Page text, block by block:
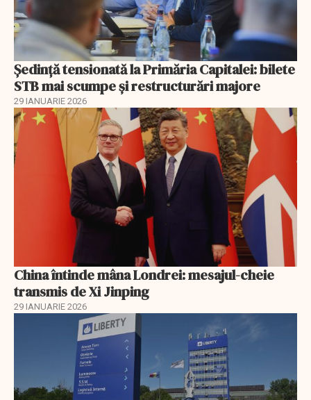
Ședință tensionată la Primăria Capitalei: bilete
STB mai scumpe și restructurări majore
29 IANUARIE 2026
China întinde mâna Londrei: mesajul-cheie
transmis de Xi Jinping
29 IANUARIE 2026